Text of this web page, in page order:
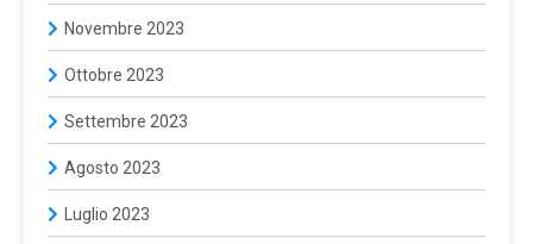
Novembre 2023
Ottobre 2023
Settembre 2023
Agosto 2023
Luglio 2023